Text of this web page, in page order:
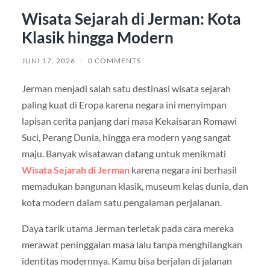
Wisata Sejarah di Jerman: Kota
Klasik hingga Modern
JUNI 17, 2026 / 0 COMMENTS
Jerman menjadi salah satu destinasi wisata sejarah
paling kuat di Eropa karena negara ini menyimpan
lapisan cerita panjang dari masa Kekaisaran Romawi
Suci, Perang Dunia, hingga era modern yang sangat
maju. Banyak wisatawan datang untuk menikmati
Wisata Sejarah di Jermankarena negara ini berhasil
memadukan bangunan klasik, museum kelas dunia, dan
kota modern dalam satu pengalaman perjalanan.
Daya tarik utama Jerman terletak pada cara mereka
merawat peninggalan masa lalu tanpa menghilangkan
identitas modernnya. Kamu bisa berjalan di jalanan